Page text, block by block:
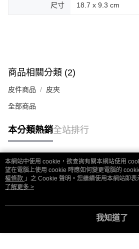
尺寸 18.7 x 9.3 cm
商品相關分類 (2)
皮件商品 皮夾
全部商品
本分類熱銷全站排行
熱門標籤
本網站中使用 cookie，欲查詢有關本網站使用
望在電腦上使用 cookie 時應如何變更電腦的
權條款 」之 Cookie 聲明。您繼續使用本網站即
用條款之 Cookie 聲明使用 cookie。
了解更多 >
我知道了